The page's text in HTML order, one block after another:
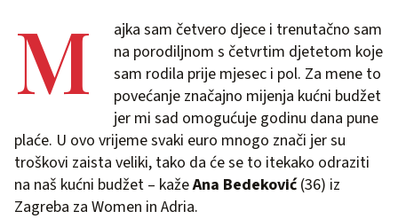
M
ajka sam četvero djece i trenutačno sam
na porodiljnom s četvrtim djetetom koje
sam rodila prije mjesec i pol. Za mene to
povećanje značajno mijenja kućni budžet
jer mi sad omogućuje godinu dana pune
plaće. U ovo vrijeme svaki euro mnogo znači jer su
troškovi zaista veliki, tako da će se to itekako odraziti
na naš kućni budžet – kažeAna Bedeković(36) iz
Zagreba za Women in Adria.